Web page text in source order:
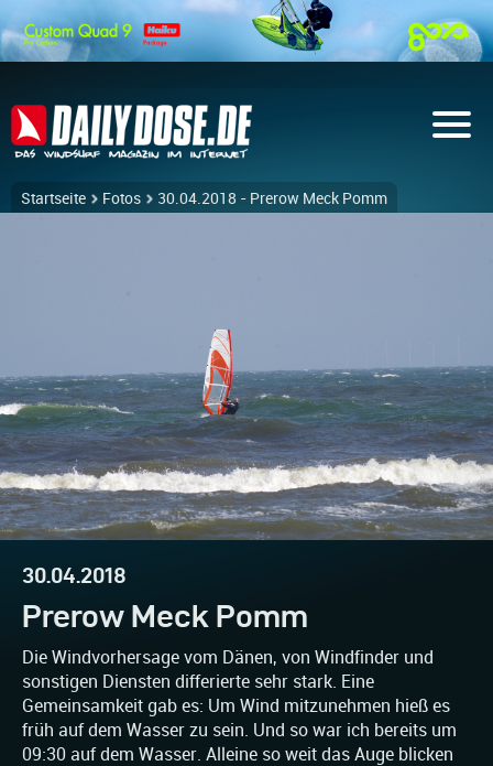
Startseite Fotos 30.04.2018 - Prerow Meck Pomm
30.04.2018
Prerow Meck Pomm
Die Windvorhersage vom Dänen, von Windfinder und
sonstigen Diensten differierte sehr stark. Eine
Gemeinsamkeit gab es: Um Wind mitzunehmen hieß es
früh auf dem Wasser zu sein. Und so war ich bereits um
09:30 auf dem Wasser. Alleine so weit das Auge blicken